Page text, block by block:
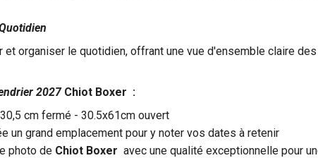
organiser le quotidien, offrant une vue d'ensemble claire
2027Chiot Boxer :
cm fermé - 30.5x61cm ouvert
un grand emplacement pour y noter vos dates à retenir
photo de Chiot Boxer avec une qualité exceptionnelle pour